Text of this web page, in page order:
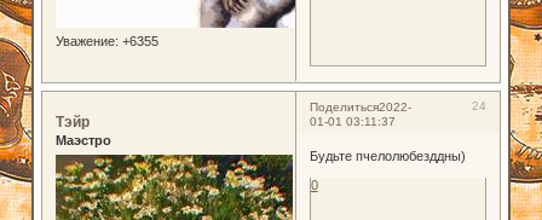
Уважение: +6355
Поделиться 24
2022-
01-01 03:11:37
Тэйр
Маэстро
Будьте пчелолюбезддны)
0